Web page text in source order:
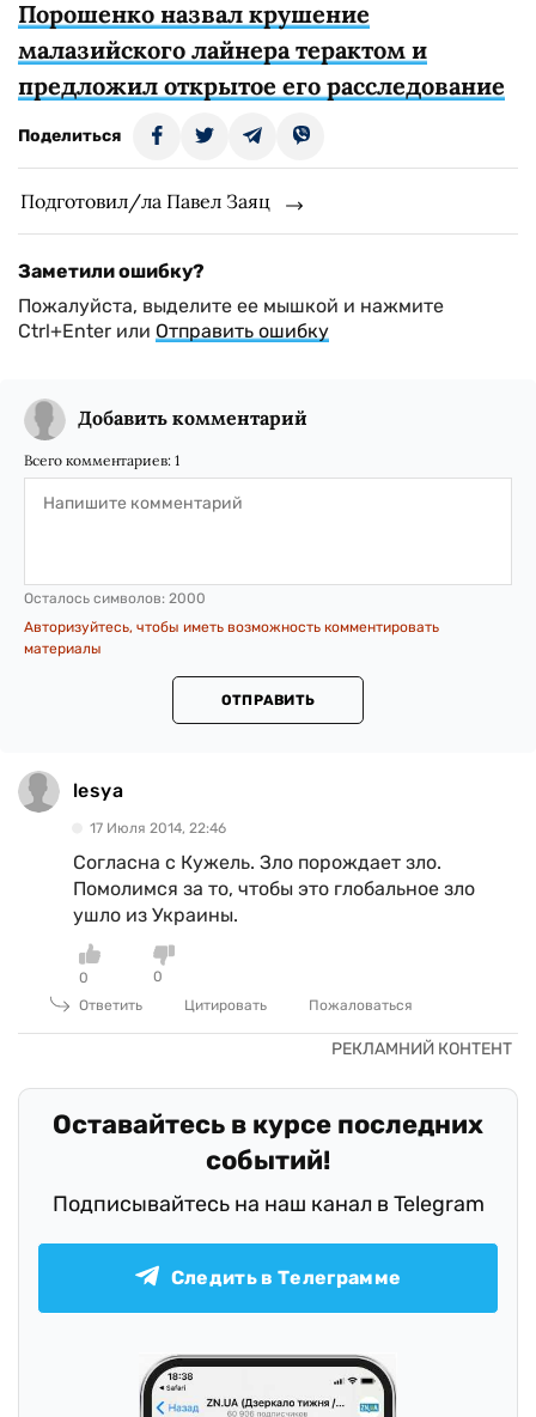
Порошенко назвал крушение
малазийского лайнера терактом и
предложил открытое его расследование
Поделиться
Подготовил/ла Павел Заяц
Заметили ошибку?
Пожалуйста, выделите ее мышкой и нажмите
Ctrl+Enter или Отправить ошибку
Добавить комментарий
Всего комментариев: 1
Осталось символов: 2000
Авторизуйтесь, чтобы иметь возможность комментировать
материалы
ОТПРАВИТЬ
lesya
17 Июля 2014, 22:46
Согласна с Кужель. Зло порождает зло.
Помолимся за то, чтобы это глобальное зло
ушло из Украины.
0
0
Ответить
Цитировать Пожаловаться
Оставайтесь в курсе последних
событий!
Подписывайтесь на наш канал в Telegram
Следить в Телеграмме